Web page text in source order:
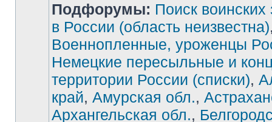
Подфорумы: Поиск
в России (область неизвестна)
Военнопленные, уроженцы
Немецкие пересыльные и
территории России (списки),
край, Амурская обл.,
Архангельская обл.,